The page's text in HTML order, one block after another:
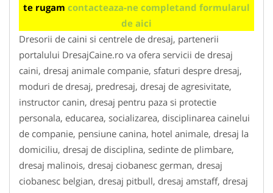
te rugam contacteaza-ne completand formularul
de aici
Dresorii de caini si centrele de dresaj, partenerii
portalului DresajCaine.ro va ofera servicii de dresaj
caini, dresaj animale companie, sfaturi despre dresaj,
moduri de dresaj, predresaj, dresaj de agresivitate,
instructor canin, dresaj pentru paza si protectie
personala, educarea, socializarea, disciplinarea cainelui
de companie, pensiune canina, hotel animale, dresaj la
domiciliu, dresaj de disciplina, sedinte de plimbare,
dresaj malinois, dresaj ciobanesc german, dresaj
ciobanesc belgian, dresaj pitbull, dresaj amstaff, dresaj